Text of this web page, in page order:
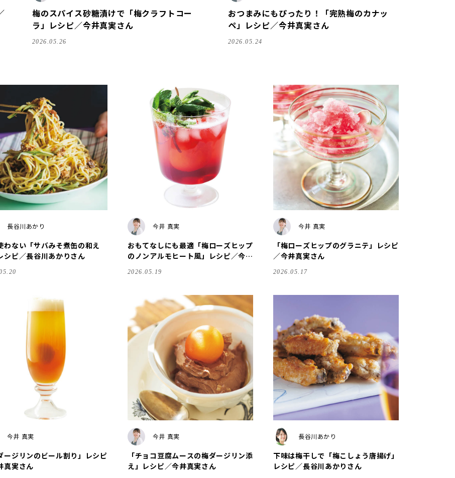
梅のスパイス砂糖漬けで「梅クラフトコー
ラ」レシピ／今井真実さん
2026.05.26
おつまみにもぴったり！「完熟梅のカナッ
ペ」レシピ／今井真実さん
2026.05.24
長谷川あかり
わない「サバみそ煮缶の和え
シピ／長谷川あかりさん
今井 真実
おもてなしにも最適「梅ローズヒップ
のノンアルモヒート風」レシピ／今井
2026.05.19
今井 真実
「梅ローズヒップのグラニテ」レシピ
／今井真実さん
2026.05.17
今井 真実
ージリンのビール割り」レシピ
真実さん
今井 真実
「チョコ豆腐ムースの梅ダージリン添
え」レシピ／今井真実さん
長谷川あかり
下味は梅干しで「梅こしょう唐揚げ」
レシピ／長谷川あかりさん